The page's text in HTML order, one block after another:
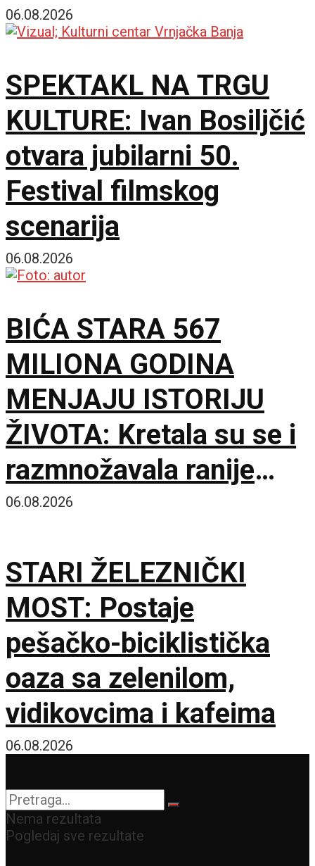
je zamišljamo
06.08.2026
SPEKTAKL NA TRGU
KULTURE: Ivan Bosiljčić
otvara jubilarni 50.
Festival filmskog
scenarija
06.08.2026
BIĆA STARA 567
MILIONA GODINA
MENJAJU ISTORIJU
ŽIVOTA: Kretala su se i
razmnožavala ranije
nego što se mislilo
06.08.2026
STARI ŽELEZNIČKI
MOST: Postaje
pešačko-biciklistička
oaza sa zelenilom,
vidikovcima i kafeima
06.08.2026
Nema rezultata
Pogledaj sve rezultate